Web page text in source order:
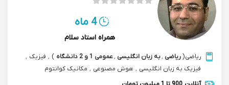
4 ماه
همراه استاد سلام
ریاضی(ریاضی ,به زبان انگلیسی ,عمومی 1 و 2 دانشگاه )
, فیزیک ,
فیزیک به زبان انگلیسی , هوش مصنوعی , مکانیک کوانتوم